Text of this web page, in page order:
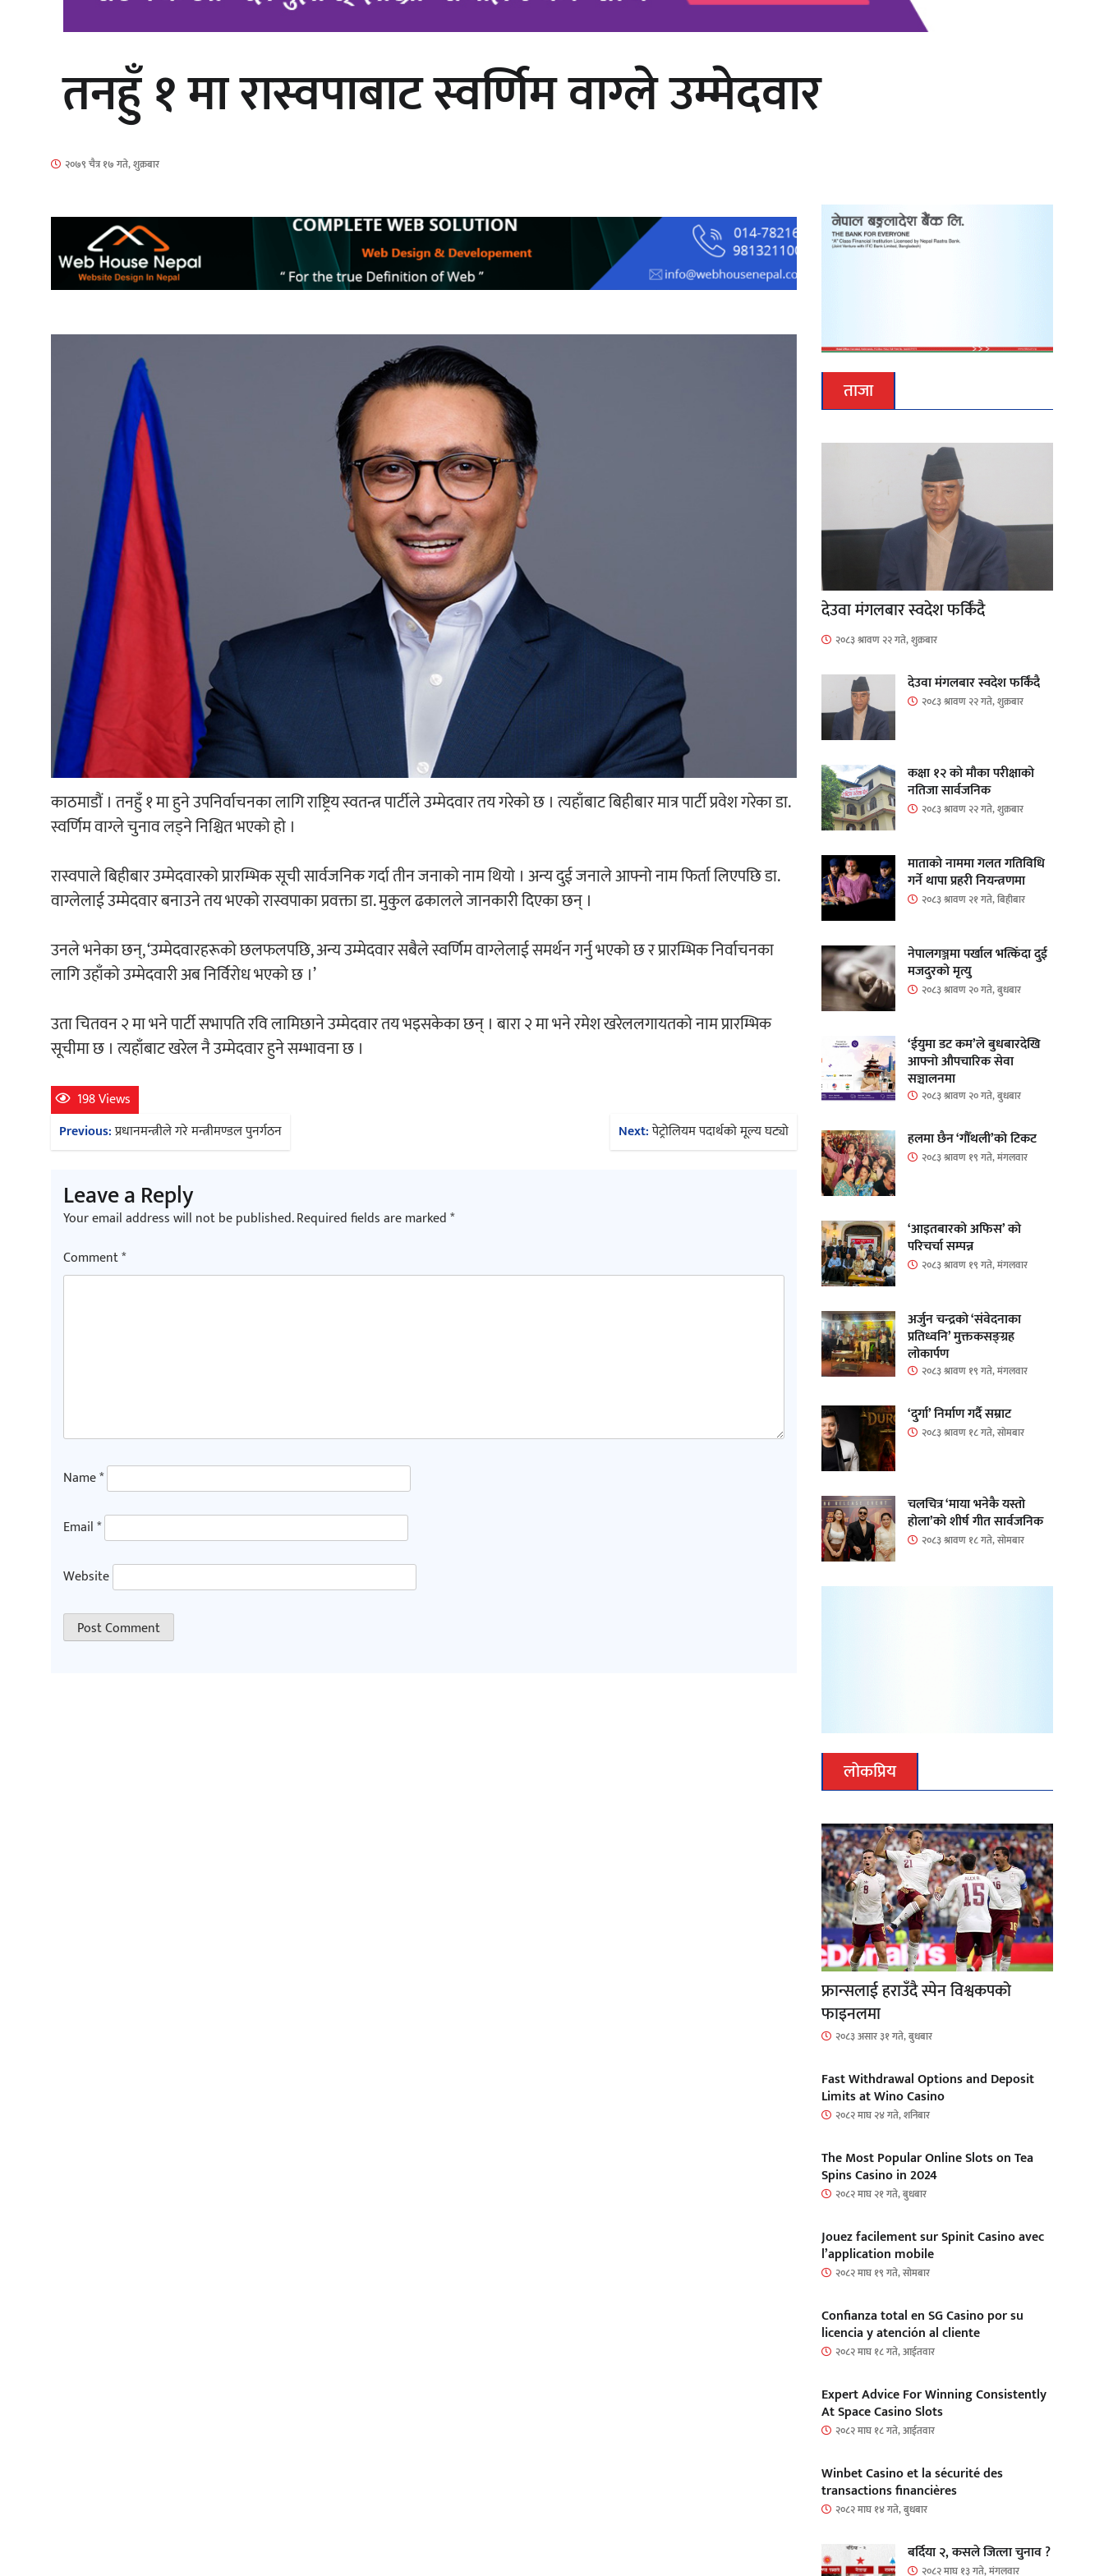
‘आइतबारको अफिस’ को परिचर्चा सम्पन्न
अर्जुन चन्द्रको ‘संवेदनाका प्रतिध्वनि’
मुक्तकसङ्ग्रह लोकार्पण
चलचित्र ‘माया भनेकै यस्तो होला’को शीर्ष
गीत सार्वजनिक
तनहुँ १ मा रास्वपाबाट स्वर्णिम वाग्ले उम्मेदवार
२०७९ चैत्र १७ गते, शुक्रबार
काठमाडौं । तनहुँ १ मा हुने उपनिर्वाचनका लागि राष्ट्रिय स्वतन्त्र पार्टीले उम्मेदवार तय गरेको छ । त्यहाँबाट बिहीबार मात्र पार्टी प्रवेश गरेका डा.
स्वर्णिम वाग्ले चुनाव लड्ने निश्चित भएको हो ।
रास्वपाले बिहीबार उम्मेदवारको प्रारम्भिक सूची सार्वजनिक गर्दा तीन जनाको नाम थियो । अन्य दुई जनाले आफ्नो नाम फिर्ता लिएपछि डा.
वाग्लेलाई उम्मेदवार बनाउने तय भएको रास्वपाका प्रवक्ता डा. मुकुल ढकालले जानकारी दिएका छन् ।
उनले भनेका छन्, ‘उम्मेदवारहरूको छलफलपछि, अन्य उम्मेदवार सबैले स्वर्णिम वाग्लेलाई समर्थन गर्नु भएको छ र प्रारम्भिक निर्वाचनका
लागि उहाँको उम्मेदवारी अब निर्विरोध भएको छ ।’
उता चितवन २ मा भने पार्टी सभापति रवि लामिछाने उम्मेदवार तय भइसकेका छन् । बारा २ मा भने रमेश खरेललगायतको नाम प्रारम्भिक
सूचीमा छ । त्यहाँबाट खरेल नै उम्मेदवार हुने सम्भावना छ ।
198 Views
Post
navigation
Previous:प्रधानमन्त्रीले गरे मन्त्रीमण्डल पुनर्गठन Next:पेट्रोलियम पदार्थको मूल्य घट्यो
Leave a Reply
Your email address will not be published.Required fields are marked*
Comment*
Name*
Email*
Website
ताजा
देउवा मंगलबार स्वदेश फर्किंदै
२०८३ श्रावण २२ गते, शुक्रबार
देउवा मंगलबार स्वदेश फर्किंदै
२०८३ श्रावण २२ गते, शुक्रबार
कक्षा १२ को मौका परीक्षाको
नतिजा सार्वजनिक
२०८३ श्रावण २२ गते, शुक्रबार
माताकाे नाममा गलत गतिविधि
गर्ने थापा प्रहरी नियन्त्रणमा
२०८३ श्रावण २१ गते, बिहीबार
नेपालगञ्जमा पर्खाल भत्किँदा दुई
मजदुरको मृत्यु
२०८३ श्रावण २० गते, बुधबार
‘ईयुमा डट कम’ले बुधबारदेखि
आफ्नो औपचारिक सेवा
सञ्चालनमा
२०८३ श्रावण २० गते, बुधबार
हलमा छैन ‘गौँथली’को टिकट
२०८३ श्रावण १९ गते, मंगलवार
‘आइतबारको अफिस’ को
परिचर्चा सम्पन्न
२०८३ श्रावण १९ गते, मंगलवार
अर्जुन चन्द्रको ‘संवेदनाका
प्रतिध्वनि’ मुक्तकसङ्ग्रह
लोकार्पण
२०८३ श्रावण १९ गते, मंगलवार
‘दुर्गा’ निर्माण गर्दै सम्राट
२०८३ श्रावण १८ गते, सोमबार
चलचित्र ‘माया भनेकै यस्तो
होला’को शीर्ष गीत सार्वजनिक
२०८३ श्रावण १८ गते, सोमबार
लोकप्रिय
फ्रान्सलाई हराउँदै स्पेन विश्वकपको
फाइनलमा
२०८३ असार ३१ गते, बुधबार
Fast Withdrawal Options and Deposit
Limits at Wino Casino
२०८२ माघ २४ गते, शनिबार
The Most Popular Online Slots on Tea
Spins Casino in 2024
२०८२ माघ २१ गते, बुधबार
Jouez facilement sur Spinit Casino avec
l’application mobile
२०८२ माघ १९ गते, सोमबार
Confianza total en SG Casino por su
licencia y atención al cliente
२०८२ माघ १८ गते, आईतवार
Expert Advice For Winning Consistently
At Space Casino Slots
२०८२ माघ १८ गते, आईतवार
Winbet Casino et la sécurité des
transactions financières
२०८२ माघ १४ गते, बुधबार
बर्दिया २, कसले जित्ला चुनाव ?
२०८२ माघ १३ गते, मंगलवार